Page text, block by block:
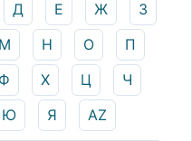
Д Е Ж
З
М Н О
П
Ф Х Ц
Ч
Ю Я AZ